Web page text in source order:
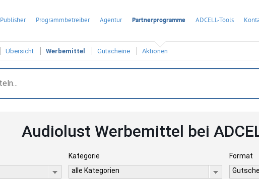
Publisher Programmbetreiber Agentur Partnerprogramme ADCELL-Tools
Übersicht Werbemittel Gutscheine Aktionen
Audiolust Werbemittel bei
Kategorie
alle Kategorien
Format